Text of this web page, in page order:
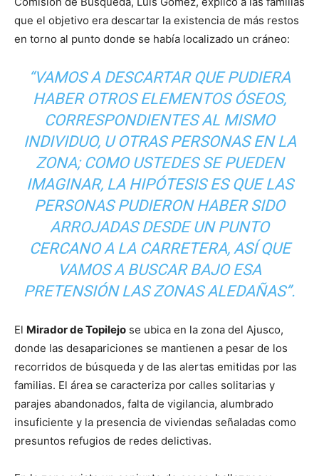
que el objetivo era descartar la existencia de más restos
en torno al punto donde se había localizado un cráneo:
“VAMOS A DESCARTAR QUE PUDIERA
HABER OTROS ELEMENTOS ÓSEOS,
CORRESPONDIENTES AL MISMO
INDIVIDUO, U OTRAS PERSONAS EN LA
ZONA; COMO USTEDES SE PUEDEN
IMAGINAR, LA HIPÓTESIS ES QUE LAS
PERSONAS PUDIERON HABER SIDO
ARROJADAS DESDE UN PUNTO
CERCANO A LA CARRETERA, ASÍ QUE
VAMOS A BUSCAR BAJO ESA
PRETENSIÓN LAS ZONAS ALEDAÑAS”.
El Mirador de Topilejo se ubica en la zona del Ajusco,
donde las desapariciones se mantienen a pesar de los
recorridos de búsqueda y de las alertas emitidas por las
familias. El área se caracteriza por calles solitarias y
parajes abandonados, falta de vigilancia, alumbrado
insuficiente y la presencia de viviendas señaladas como
presuntos refugios de redes delictivas.